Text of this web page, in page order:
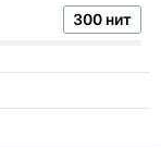
300 нит